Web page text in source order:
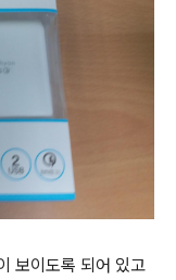
보이도록 되어 있고